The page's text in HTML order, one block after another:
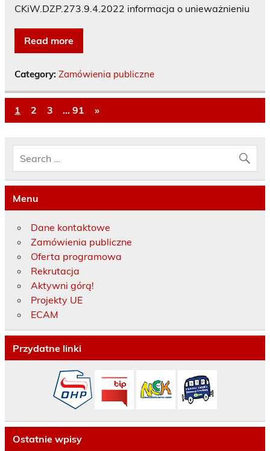
CKiW.DZP.273.9.4.2022 informacja o unieważnieniu
Read more
Category: Zamówienia publiczne
1 2 3 … 91 »
Menu
Dane kontaktowe
Zamówienia publiczne
Oferta programowa
Rekrutacja
Aktywni górą!
Projekty UE
ECAM
Przydatne linki
Ostatnie wpisy